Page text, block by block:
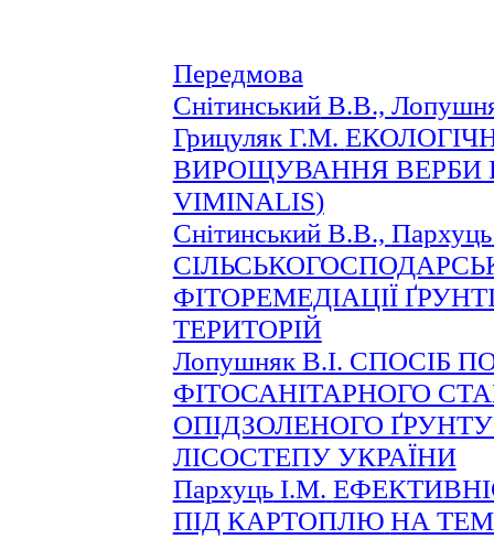
Передмова
СнітинськийВ.В.,
Грицуляк Г.М.
ВИРОЩУВАННЯ ВЕРБИ
VIMINALIS)
СнітинськийВ.В., Пархуць
ФІТОРЕМЕДІАЦІЇ
ТЕРИТОРІЙ
Лопушняк В.І. СПОСІБ
ФІТОСАНІТАРНОГО
ОПІДЗОЛЕНОГО
ЛІСОСТЕПУ УКРАЇНИ
ПархуцьІ.М.
ПІД КАРТОПЛЮ НА